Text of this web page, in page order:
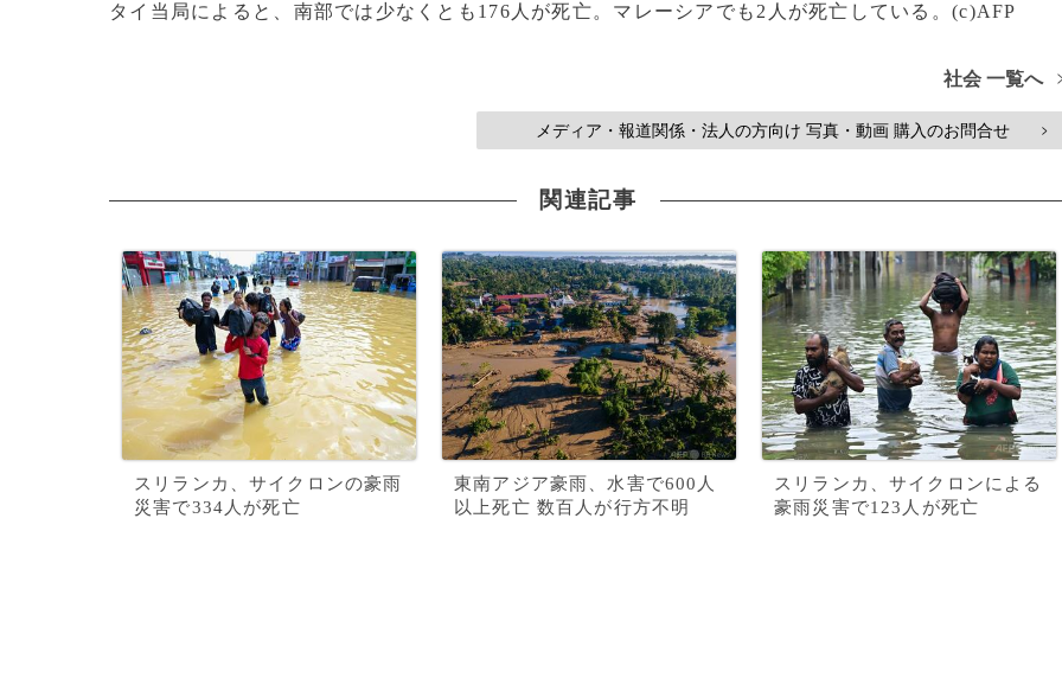
タイ当局によると、南部では少なくとも176人が死亡。マレーシアでも2人が死亡している。(c)AFP
社会 一覧へ
メディア・報道関係・法人の方向け 写真・動画 購入のお問合せ >
関連記事
スリランカ、サイクロンの豪雨
災害で334人が死亡
東南アジア豪雨、水害で600人
以上死亡 数百人が行方不明
スリランカ、サイクロンによる
豪雨災害で123人が死亡